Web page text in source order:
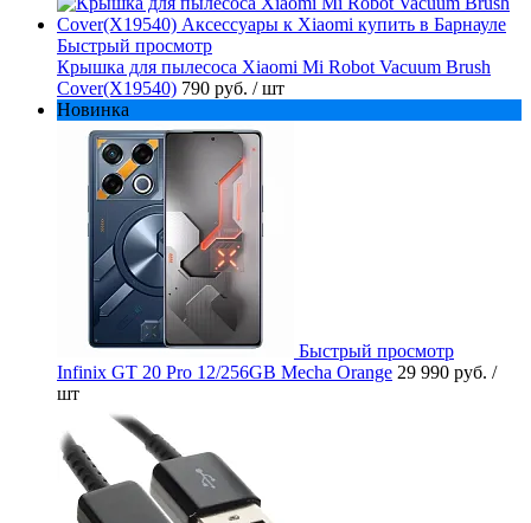
Быстрый просмотр
Крышка для пылесоса Xiaomi Mi Robot Vacuum Brush
Cover(X19540) 790 руб. / шт
Новинка
Быстрый просмотр
Infinix GT 20 Pro 12/256GB Mecha Orange 29 990 руб. /
шт